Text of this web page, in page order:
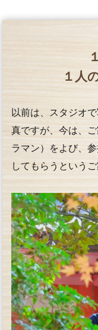
１人
以前は、スタジオ
真ですが、今は、
ラマン）をよび、
してもらうという